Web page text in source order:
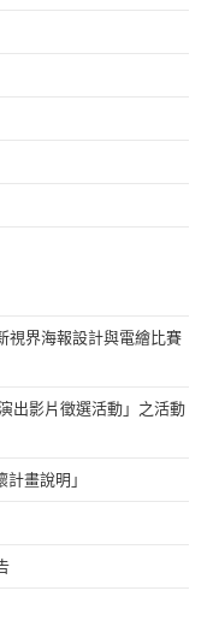
視界海報設計與電繪比賽
出影片徵選活動」之活動
畫說明」